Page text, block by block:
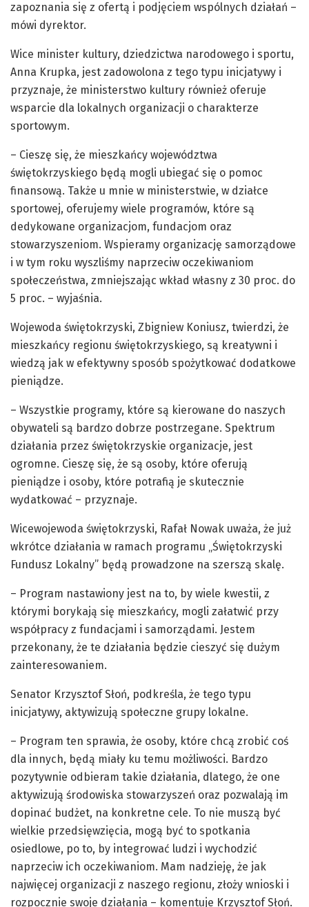
zapoznania się z ofertą i podjęciem wspólnych działań –
mówi dyrektor.
Wice minister kultury, dziedzictwa narodowego i sportu,
Anna Krupka, jest zadowolona z tego typu inicjatywy i
przyznaje, że ministerstwo kultury również oferuje
wsparcie dla lokalnych organizacji o charakterze
sportowym.
– Cieszę się, że mieszkańcy województwa
świętokrzyskiego będą mogli ubiegać się o pomoc
finansową. Także u mnie w ministerstwie, w działce
sportowej, oferujemy wiele programów, które są
dedykowane organizacjom, fundacjom oraz
stowarzyszeniom. Wspieramy organizację samorządowe
i w tym roku wyszliśmy naprzeciw oczekiwaniom
społeczeństwa, zmniejszając wkład własny z 30 proc. do
5 proc. – wyjaśnia.
Wojewoda świętokrzyski, Zbigniew Koniusz, twierdzi, że
mieszkańcy regionu świętokrzyskiego, są kreatywni i
wiedzą jak w efektywny sposób spożytkować dodatkowe
pieniądze.
– Wszystkie programy, które są kierowane do naszych
obywateli są bardzo dobrze postrzegane. Spektrum
działania przez świętokrzyskie organizacje, jest
ogromne. Cieszę się, że są osoby, które oferują
pieniądze i osoby, które potrafią je skutecznie
wydatkować – przyznaje.
Wicewojewoda świętokrzyski, Rafał Nowak uważa, że już
wkrótce działania w ramach programu „Świętokrzyski
Fundusz Lokalny” będą prowadzone na szerszą skalę.
– Program nastawiony jest na to, by wiele kwestii, z
którymi borykają się mieszkańcy, mogli załatwić przy
współpracy z fundacjami i samorządami. Jestem
przekonany, że te działania będzie cieszyć się dużym
zainteresowaniem.
Senator Krzysztof Słoń, podkreśla, że tego typu
inicjatywy, aktywizują społeczne grupy lokalne.
– Program ten sprawia, że osoby, które chcą zrobić coś
dla innych, będą miały ku temu możliwości. Bardzo
pozytywnie odbieram takie działania, dlatego, że one
aktywizują środowiska stowarzyszeń oraz pozwalają im
dopinać budżet, na konkretne cele. To nie muszą być
wielkie przedsięwzięcia, mogą być to spotkania
osiedlowe, po to, by integrować ludzi i wychodzić
naprzeciw ich oczekiwaniom. Mam nadzieję, że jak
najwięcej organizacji z naszego regionu, złoży wnioski i
rozpocznie swoje działania – komentuje Krzysztof Słoń.